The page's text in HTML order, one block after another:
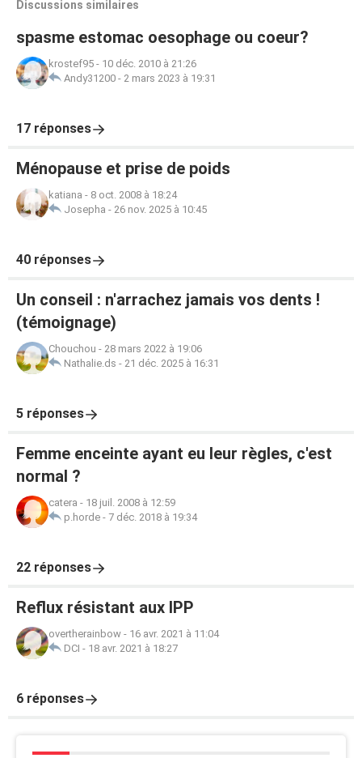
Discussions similaires
spasme estomac oesophage ou coeur?
krostef95 - 10 déc. 2010 à 21:26
Andy31200 - 2 mars 2023 à 19:31
17 réponses
Ménopause et prise de poids
katiana - 8 oct. 2008 à 18:24
Josepha - 26 nov. 2025 à 10:45
40 réponses
Un conseil : n'arrachez jamais vos dents !
(témoignage)
Chouchou - 28 mars 2022 à 19:06
Nathalie.ds - 21 déc. 2025 à 16:31
5 réponses
Femme enceinte ayant eu leur règles, c'est
normal ?
catera - 18 juil. 2008 à 12:59
p.horde - 7 déc. 2018 à 19:34
22 réponses
Reflux résistant aux IPP
overtherainbow - 16 avr. 2021 à 11:04
DCI - 18 avr. 2021 à 18:27
6 réponses